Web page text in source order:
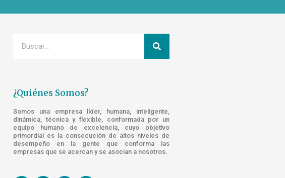
¿Quiénes Somos?
Somos una empresa líder, humana, inteligente,
dinámica, técnica y flexible, conformada por un
equipo humano de excelencia, cuyo objetivo
primordial es la consecución de altos niveles de
desempeño en la gente que conforma las
empresas que se acercan y se asocian a nosotros.